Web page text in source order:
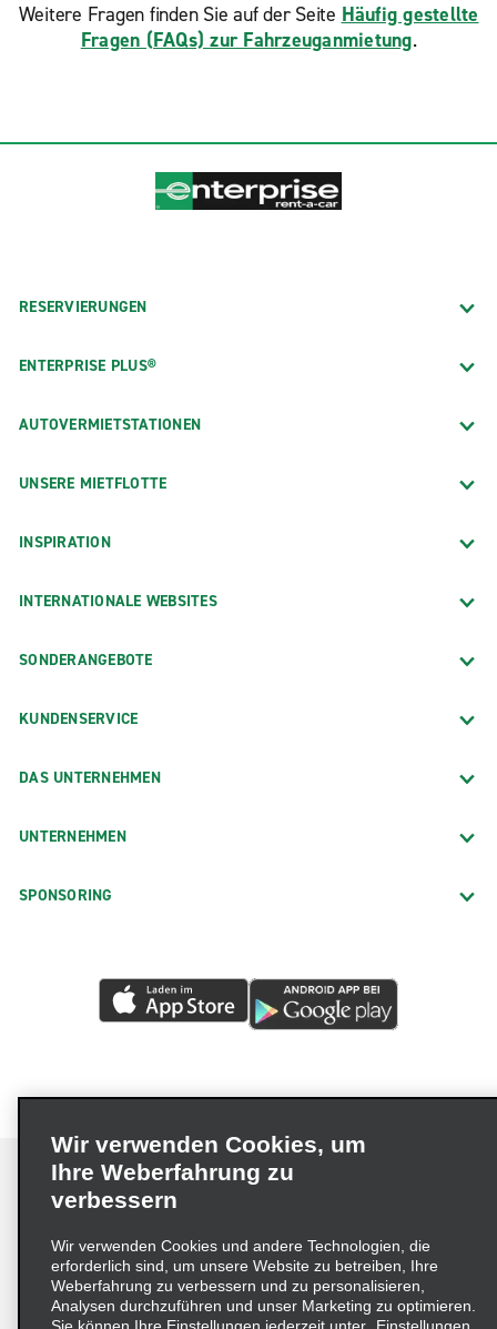
Weitere Fragen finden Sie auf der Seite Häufig gestellte
Fragen (FAQs) zur Fahrzeuganmietung.
RESERVIERUNGEN
ENTERPRISE PLUS®
AUTOVERMIETSTATIONEN
UNSERE MIETFLOTTE
INSPIRATION
INTERNATIONALE WEBSITES
SONDERANGEBOTE
KUNDENSERVICE
DAS UNTERNEHMEN
UNTERNEHMEN
SPONSORING
Impressum Nutzungsbedingungen
Datenschutzrichtlinie
Cookie-Richtlinie
Datenschutzoptionen
Lieferkettensorgfaltspflichtengesetz (LkSG) Grundsatzerklärung
Wir verwenden Cookies, um
Ihre Weberfahrung zu
verbessern
Wir verwenden Cookies und andere Technologien, die
erforderlich sind, um unsere Website zu betreiben, Ihre
Weberfahrung zu verbessern und zu personalisieren,
Analysen durchzuführen und unser Marketing zu optimieren.